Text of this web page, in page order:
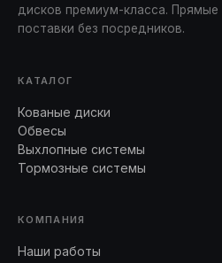
дисков премиум-класса. Прямые
поставки без посредников.
КАТАЛОГ
Кованые диски
Обвесы
Выхлопные системы
Тормозные системы
КОМПАНИЯ
Наши работы